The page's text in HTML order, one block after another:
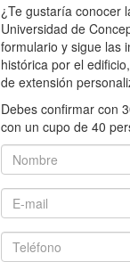
¿Te gustaría conocer
Universidad de
formulario y sigue las
histórica por el
de extensión
Debes confirmar con
con un cupo de 40
Nombre
E-mail
Teléfono